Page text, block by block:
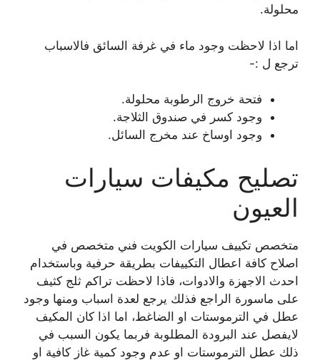
محلولة.
اما اذا لاحظت وجود ماء في غرفة السائق فالاسباب
ترجع ل :-
فتحة خروج الرطوبة محلولة.
وجود كسر في صندوق الثلاجة.
وجود اوساخ عند مخرج السائل.
تصليح مكيفات سيارات
العيون
متخصص تكييف سيارات الكويت فني متخصص في
اصلاح كافة اعطال التكييفات بطريقة حرفية وباستخدام
احدث الاجهزة والادوات، فاذا لاحظت تراكم ثلج كثيف
على ماسورة الراجع فذلك يرجع لعدة اسباب ومنها وجود
عطل في الترموستات او الضاغط، اما اذا كان المكيف
لايفصل عند البرودة المطلوبة فربما يكون السبب في
ذلك عطل الترموستات او عدم وجود كمية غاز كافية او